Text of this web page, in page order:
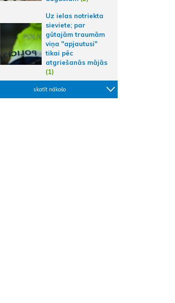
Uz ielas notriekta
sieviete; par
gūtajām traumām
viņa "apjautusi"
tikai pēc
atgriešanās mājās
(1)
skatīt nākošo